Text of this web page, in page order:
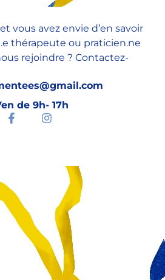
vous avez envie d’en savoir
thérapeute ou praticien.ne
rejoindre ? Contactez-
de 9h- 17h